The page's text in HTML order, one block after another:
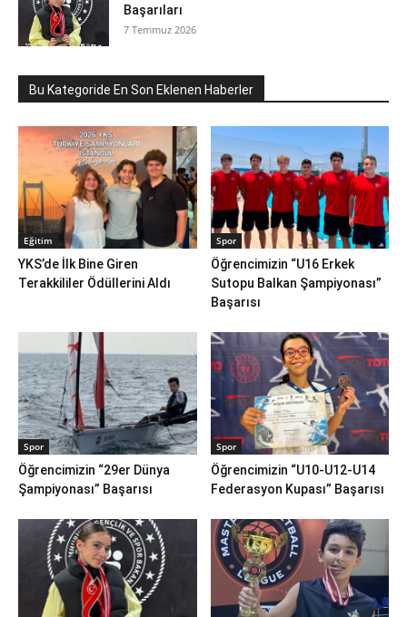
Başarıları
7 Temmuz 2026
Bu Kategoride En Son Eklenen Haberler
Eğitim
YKS’de İlk Bine Giren
Terakkililer Ödüllerini Aldı
Spor
Öğrencimizin “U16 Erkek
Sutopu Balkan Şampiyonası”
Başarısı
Spor
Öğrencimizin “29er Dünya
Şampiyonası” Başarısı
Spor
Öğrencimizin “U10-U12-U14
Federasyon Kupası” Başarısı